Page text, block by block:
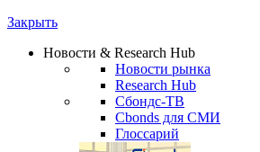
Закрыть
Новости & Research Hub
Новости рынка
Research Hub
Сбондс-ТВ
Cbonds для СМИ
Глоссарий